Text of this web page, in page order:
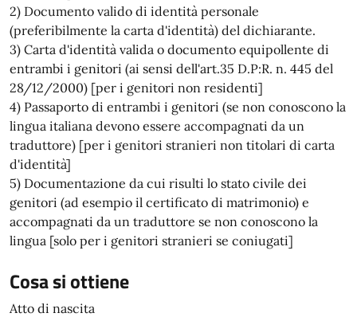
2) Documento valido di identità personale
(preferibilmente la carta d'identità) del dichiarante.
3) Carta d'identità valida o documento equipollente di
entrambi i genitori (ai sensi dell'art.35 D.P:R. n. 445 del
28/12/2000) [per i genitori non residenti]
4) Passaporto di entrambi i genitori (se non conoscono la
lingua italiana devono essere accompagnati da un
traduttore) [per i genitori stranieri non titolari di carta
d'identità]
5) Documentazione da cui risulti lo stato civile dei
genitori (ad esempio il certificato di matrimonio) e
accompagnati da un traduttore se non conoscono la
lingua [solo per i genitori stranieri se coniugati]
Cosa si ottiene
Atto di nascita